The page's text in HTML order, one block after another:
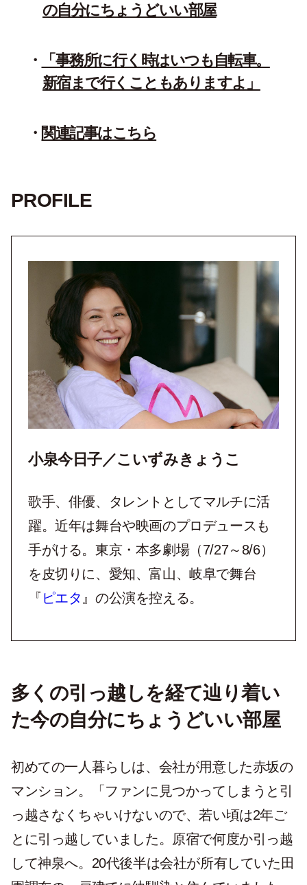
の自分にちょうどいい部屋
「事務所に行く時はいつも自転車。
新宿まで行くこともありますよ」
関連記事はこちら
PROFILE
小泉今日子／こいずみきょうこ
歌手、俳優、タレントとしてマルチに活
躍。近年は舞台や映画のプロデュースも
手がける。東京・本多劇場（7/27～8/6）
を皮切りに、愛知、富山、岐阜で舞台
『 ピエタ 』の公演を控える。
多くの引っ越しを経て辿り着い
た今の自分にちょうどいい部屋
初めての一人暮らしは、会社が用意した赤坂の
マンション。「ファンに見つかってしまうと引
っ越さなくちゃいけないので、若い頃は2年ご
とに引っ越していました。原宿で何度か引っ越
して神泉へ。20代後半は会社が所有していた田